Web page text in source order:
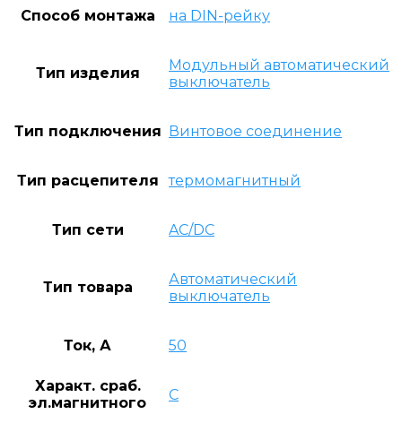
Способ монтажа на DIN-рейку
Тип изделия
Модульный автоматический
выключатель
Тип подключения Винтовое соединение
Тип расцепителя термомагнитный
Тип сети AC/DC
Тип товара
Автоматический
выключатель
Ток, А 50
Характ. сраб.
эл.магнитного
C